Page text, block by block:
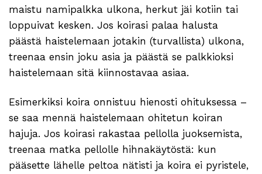
maistu namipalkka ulkona, herkut jäi kotiin tai
loppuivat kesken. Jos koirasi palaa halusta
päästä haistelemaan jotakin (turvallista) ulkona,
treenaa ensin joku asia ja päästä se palkkioksi
haistelemaan sitä kiinnostavaa asiaa.
Esimerkiksi koira onnistuu hienosti ohituksessa –
se saa mennä haistelemaan ohitetun koiran
hajuja. Jos koirasi rakastaa pellolla juoksemista,
treenaa matka pellolle hihnakäytöstä: kun
pääsette lähelle peltoa nätisti ja koira ei pyristele,